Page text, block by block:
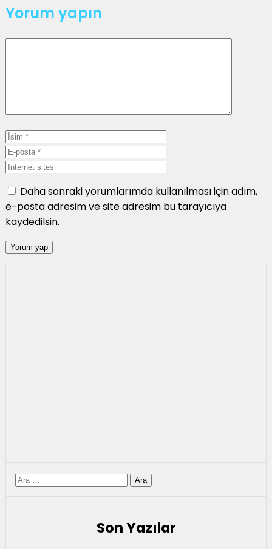
Yorum yapın
İsim
E-
posta
İnternet
sitesi
Daha sonraki yorumlarımda kullanılması için adım,
e-posta adresim ve site adresim bu tarayıcıya
kaydedilsin.
için
Son Yazılar